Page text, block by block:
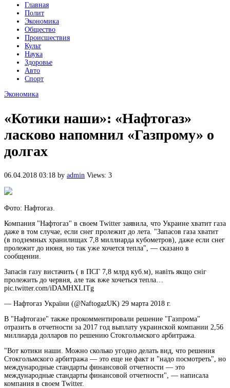
Главная
Полит
Экономика
Общество
Происшествия
Культ
Наука
Здоровье
Авто
Спорт
Экономика
«Котики наши»: «Нафтогаз»
ласково напомнил «Газпрому» о
долгах
06.04.2018 03:18 by admin Views: 3
Фото: Нафтогаз.
Компания "Нафтогаз" в своем Twitter заявила, что Украине хватит газа
даже в том случае, если снег пролежит до лета. "Запасов газа хватит
(в подземных хранилищах 7,8 миллиарда кубометров), даже если снег
пролежит до июня, но так уже хочется тепла", — сказано в
сообщении.
Запасів газу вистачить ( в ПСГ 7,8 млрд куб.м), навіть якщо сніг
пролежить до червня, але так вже хочеться тепла…
pic.twitter.com/iDAMHXLITg
— Нафтогаз України (@NaftogazUK) 29 марта 2018 г.
В "Нафтогазе" также прокомментировали решение "Газпрома"
отразить в отчетности за 2017 год выплату украинской компании 2,56
миллиарда долларов по решению Стокгольмского арбитража.
"Вот котики наши. Можно сколько угодно делать вид, что решения
Стокгольмского арбитража — это еще не факт и "надо посмотреть", но
международные стандарты финансовой отчетности — это
международные стандарты финансовой отчетности", — написала
компания в своем Twitter.